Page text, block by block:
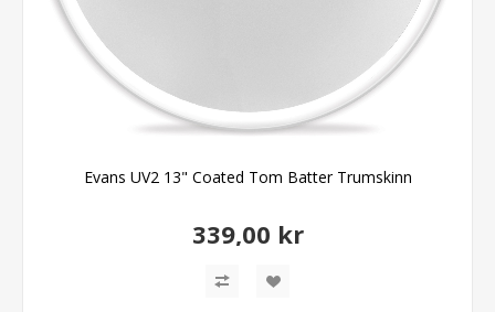
Evans UV2 13" Coated Tom Batter Trumskinn
339,00 kr